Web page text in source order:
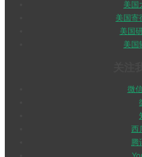
美国
美国寄
美国
美国
微
西
腾